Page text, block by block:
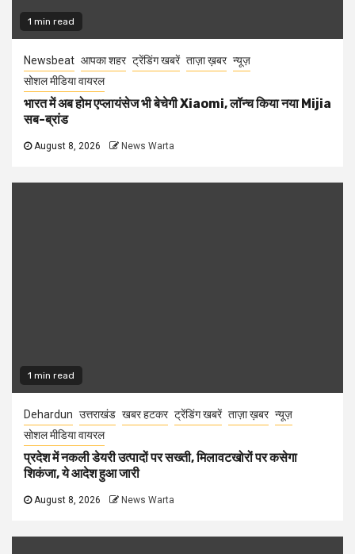
1 min read
Newsbeat आपका शहर ट्रेंडिंग खबरें ताज़ा ख़बर न्यूज़
सोशल मीडिया वायरल
भारत में अब होम एप्लायंसेज भी बेचेगी Xiaomi, लॉन्च किया नया Mijia
सब-ब्रांड
August 8, 2026 News Warta
1 min read
Dehardun उत्तराखंड खबर हटकर ट्रेंडिंग खबरें ताज़ा ख़बर न्यूज़
सोशल मीडिया वायरल
प्रदेश में नकली डेयरी उत्पादों पर सख्ती, मिलावटखोरों पर कसेगा
शिकंजा, ये आदेश हुआ जारी
August 8, 2026 News Warta